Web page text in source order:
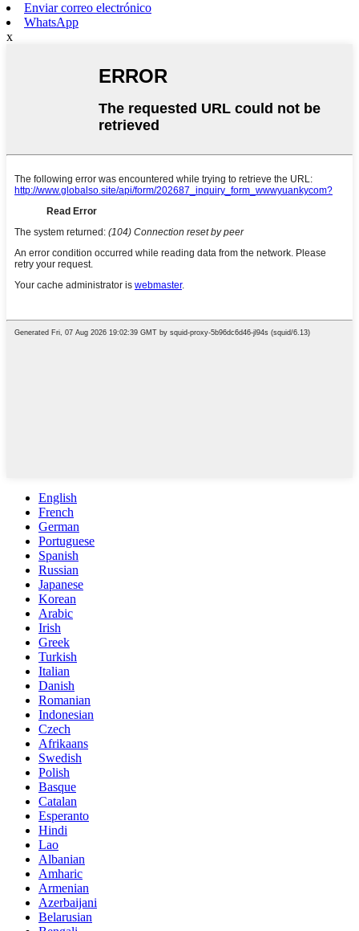
Enviar correo electrónico
WhatsApp
x
English
French
German
Portuguese
Spanish
Russian
Japanese
Korean
Arabic
Irish
Greek
Turkish
Italian
Danish
Romanian
Indonesian
Czech
Afrikaans
Swedish
Polish
Basque
Catalan
Esperanto
Hindi
Lao
Albanian
Amharic
Armenian
Azerbaijani
Belarusian